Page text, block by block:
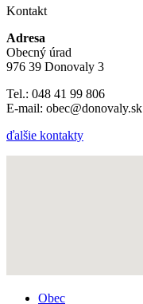
Kontakt
Adresa
Obecný úrad
976 39 Donovaly 3
Tel.: 048 41 99 806
E-mail: obec@donovaly.sk
ďalšie kontakty
Obec